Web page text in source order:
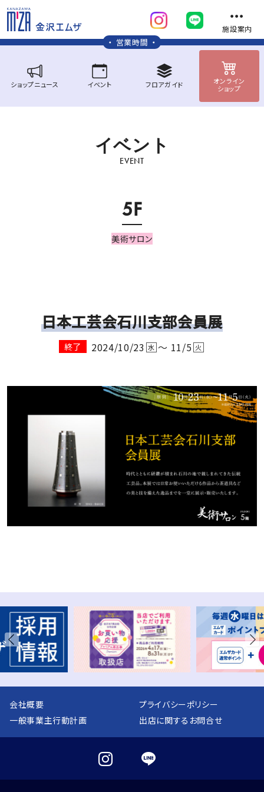
施設案内
営業時間
ショップニュース イベント フロアガイド
オンライン
ショップ
イベン ト
EVENT
5F
美術サロン
日本工芸会石川支部会員展
終了 2024/10/23 水 ～ 11/5 火
会社概要
プライバシーポリシー
一般事業主行動計画
出店に関するお問合せ